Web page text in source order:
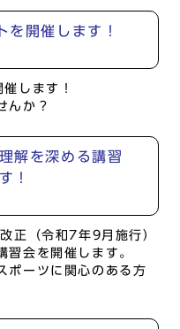
開催します！
します！
んか？
解を深める講習
！
正（令和7年9月施行）
習会を開催します。
ポーツに関心のある方